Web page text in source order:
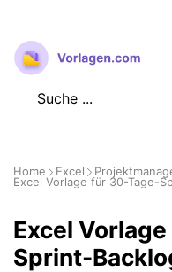
Zum
Inhalt
springen
Home Excel
Excel Vorlage für 30-Tage-
Excel
Sprint-